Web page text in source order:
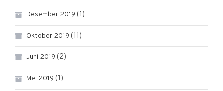
Desember 2019 (1)
Oktober 2019 (11)
Juni 2019 (2)
Mei 2019 (1)